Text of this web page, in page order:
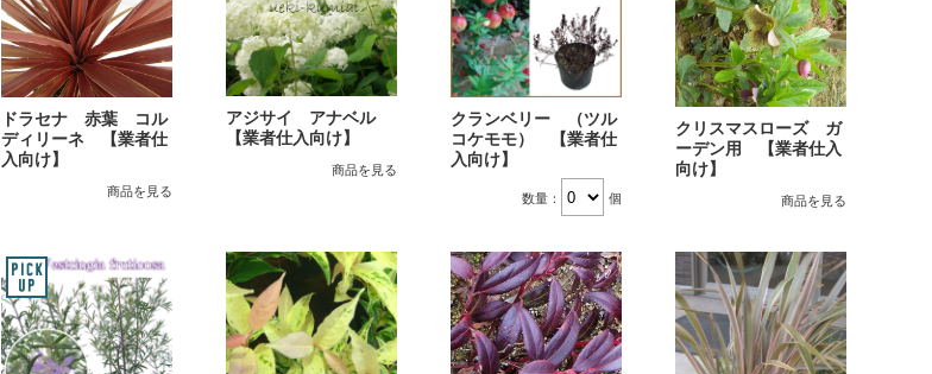
ドラセナ 赤葉 コル
ディリーネ 【業者仕
入向け】
商品を見る
アジサイ アナベル
【業者仕入向け】
商品を見る
クランベリー （ツル
コケモモ） 【業者仕
入向け】
数量： 個
クリスマスローズ ガ
ーデン用 【業者仕入
向け】
商品を見る